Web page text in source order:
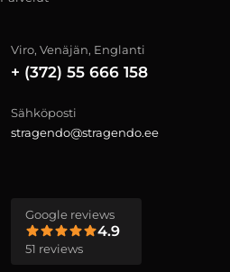
Viro, Venäjän, Englanti
+ (372) 55 666 158
Sähköposti
stragendo@stragendo.ee
Google reviews
4.9
51 reviews